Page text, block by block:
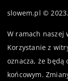
slowem.pl ©
W ramach naszej
Korzystanie z
oznacza, że będą
końcowym.